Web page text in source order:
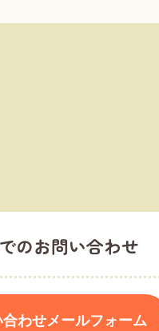
のお問い合わせ
わせメールフォーム